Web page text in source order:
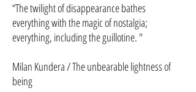
“The twilight of disappearance bathes
everything with the magic of nostalgia;
everything, including the guillotine. "
Milan Kundera / The unbearable lightness of
being